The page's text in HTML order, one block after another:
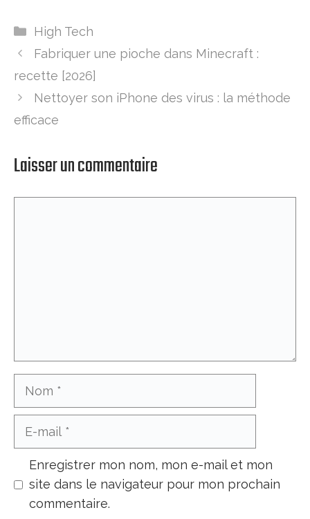
Catégories
High Tech
Fabriquer une pioche dans Minecraft :
recette [2026]
Nettoyer son iPhone des virus : la méthode
efficace
Laisser un commentaire
Enregistrer mon nom, mon e-mail et mon
site dans le navigateur pour mon prochain
commentaire.